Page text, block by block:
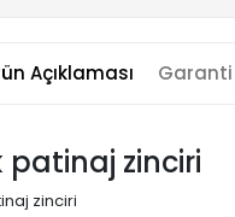
Açıklaması
patinaj zinciri
zinciri